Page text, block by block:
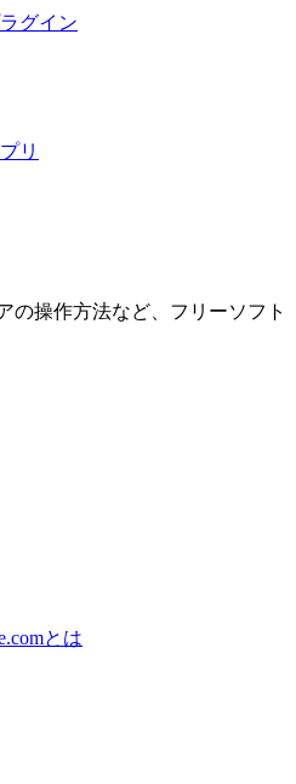
グイン
リ
の操作方法など、フリーソフト
とは